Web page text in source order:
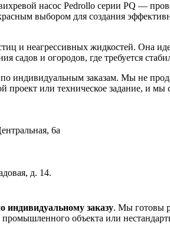
насос Pedrollo серии PQ —
выбором для создания
и неагрессивных жидкостей. Она
садов и огородов, где требуется
индивидуальным заказам. Мы не
или техническое задание, и мы
индивидуальному заказу. Мы готовы
объекта или
6a
д. 14.